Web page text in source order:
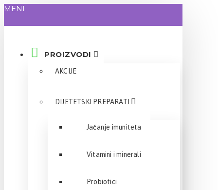
MENI
PROIZVODI
AKCIJE
DIJETETSKI PREPARATI
Jačanje imuniteta
Vitamini i minerali
Probiotici